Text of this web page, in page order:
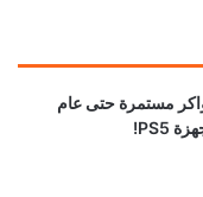
مستمرة حتى عام